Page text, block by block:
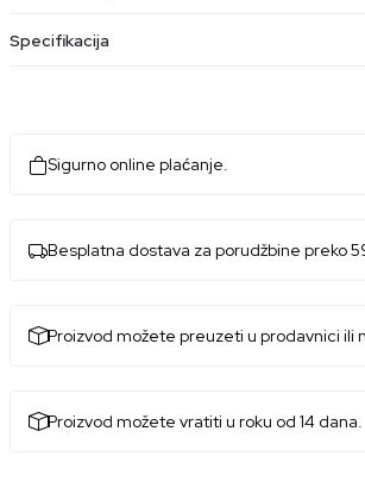
Specifikacija
Sigurno online plaćanje.
Besplatna dostava za porudžbine preko
Proizvod možete preuzeti u prodavnici ili
Proizvod možete vratiti u roku od 14 dana.